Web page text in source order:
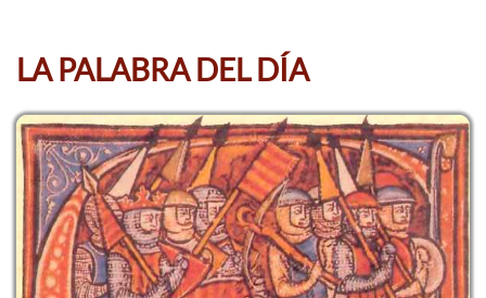
LA PALABRA DEL DÍA